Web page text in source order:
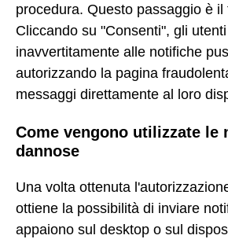
procedura. Questo passaggio è
Cliccando su "Consenti", gli
inavvertitamente alle notifiche
autorizzando la pagina
messaggi direttamente al loro
Come vengono utilizzate le
dannose
Una volta ottenuta
ottiene la possibilità di inviare
appaiono sul desktop o sul